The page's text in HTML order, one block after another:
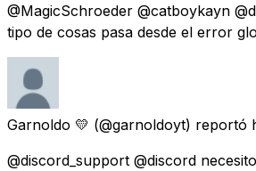
@MagicSchroeder @catboykayn
tipo de cosas pasa desde el error
Garnoldo 💛 (@garnoldoyt) reportó
@discord_support @discord